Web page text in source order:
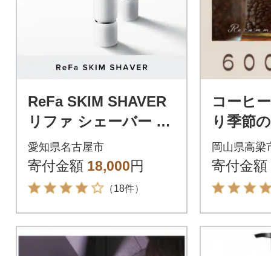
ReFa SKIM SHAVER
リファ シェーバー シ
ェービング 美容家電
家電
愛知県名古屋市
寄付金額 18,000円
（18件）
コーヒ
り季節
ット
岡山県高梁
寄付金額